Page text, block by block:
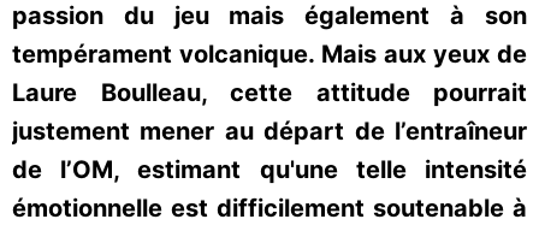
passion du jeu mais également à son
tempérament volcanique. Mais aux yeux de
Laure Boulleau, cette attitude pourrait
justement mener au départ de l’entraîneur
de l’OM, estimant qu'une telle intensité
émotionnelle est difficilement soutenable à